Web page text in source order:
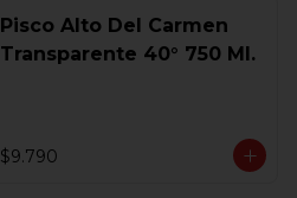
Pisco Alto Del Carmen
Transparente 40° 750 Ml.
$9.790